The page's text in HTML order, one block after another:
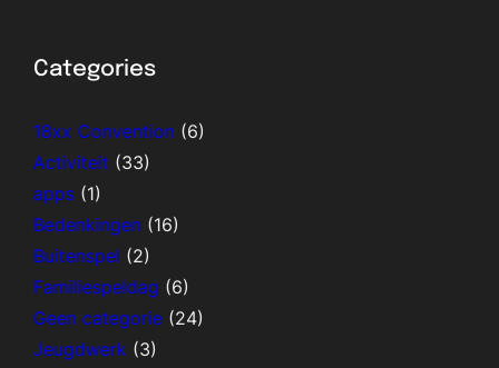
Categories
18xx Convention (6)
Activiteit (33)
apps (1)
Bedenkingen (16)
Buitenspel (2)
Familiespeldag (6)
Geen categorie (24)
Jeugdwerk (3)